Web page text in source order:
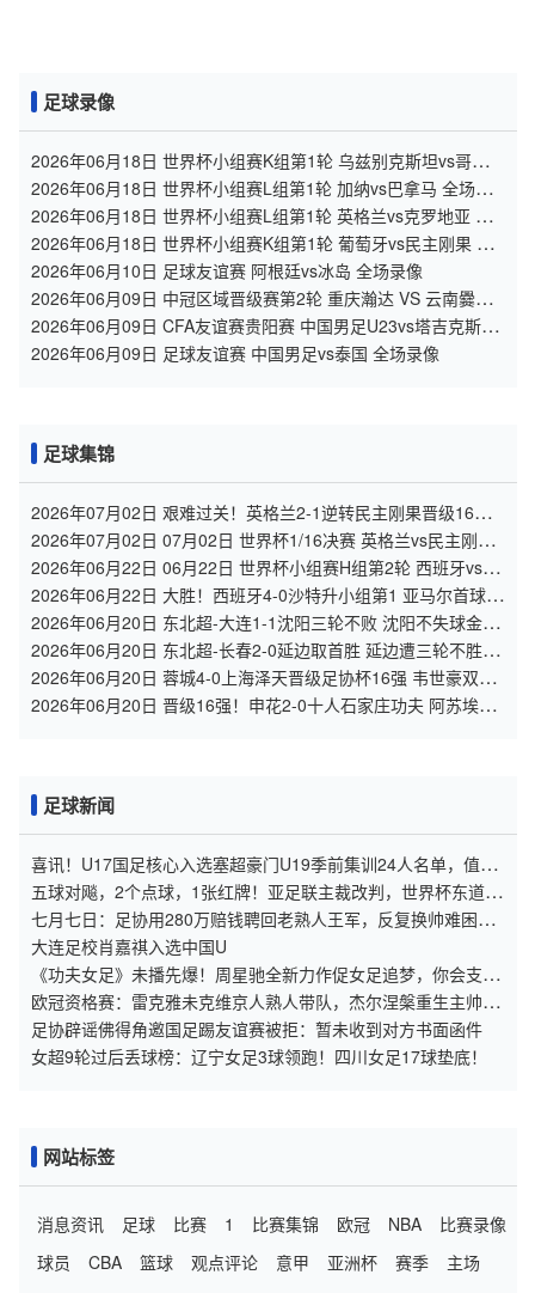
足球录像
2026年06月18日 世界杯小组赛K组第1轮 乌兹别克斯坦vs哥伦比
亚 全场录像
2026年06月18日 世界杯小组赛L组第1轮 加纳vs巴拿马 全场录
像
2026年06月18日 世界杯小组赛L组第1轮 英格兰vs克罗地亚 全
场录像
2026年06月18日 世界杯小组赛K组第1轮 葡萄牙vs民主刚果 全
场录像
2026年06月10日 足球友谊赛 阿根廷vs冰岛 全场录像
2026年06月09日 中冠区域晋级赛第2轮 重庆瀚达 VS 云南爨合
全场录像
2026年06月09日 CFA友谊赛贵阳赛 中国男足U23vs塔吉克斯坦
U23 全场录像
2026年06月09日 足球友谊赛 中国男足vs泰国 全场录像
足球集锦
2026年07月02日 艰难过关！英格兰2-1逆转民主刚果晋级16强
凯恩双响+绝杀
2026年07月02日 07月02日 世界杯1/16决赛 英格兰vs民主刚果
进球视频
2026年06月22日 06月22日 世界杯小组赛H组第2轮 西班牙vs沙
特 进球视频
2026年06月22日 大胜！西班牙4-0沙特升小组第1 亚马尔首球奥
亚萨瓦尔2射1传+中柱
2026年06月20日 东北超-大连1-1沈阳三轮不败 沈阳不失球金身
被打破+两连胜终结
2026年06月20日 东北超-长春2-0延边取首胜 延边遭三轮不胜
+两连败
2026年06月20日 蓉城4-0上海泽天晋级足协杯16强 韦世豪双响
17岁帅惟浩首秀
2026年06月20日 晋级16强！申花2-0十人石家庄功夫 阿苏埃制
足球新闻
喜讯！U17国足核心入选塞超豪门U19季前集训24人名单，值得
期待
五球对飚，2个点球，1张红牌！亚足联主裁改判，世界杯东道主
难了
七月七日：足协用280万赔钱聘回老熟人王军，反复换帅难困住
女足青训体系
大连足校肖嘉祺入选中国U
《功夫女足》未播先爆！周星驰全新力作促女足追梦，你会支持
吗？
欧冠资格赛：雷克雅未克维京人熟人带队，杰尔涅槃重生主帅被
挖角
足协辟谣佛得角邀国足踢友谊赛被拒：暂未收到对方书面函件
女超9轮过后丢球榜：辽宁女足3球领跑！四川女足17球垫底！
网站标签
消息资讯 足球 比赛 1 比赛集锦 欧冠 NBA
比赛录像
球员
CBA 篮球 观点评论 意甲 亚洲杯 赛季
主场